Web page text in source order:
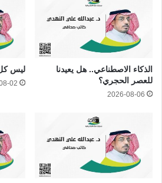
الذكاء الاصطناعي.. هل يعيدنا
للعصر الحجري؟
2026-08-06
ليس كل
02